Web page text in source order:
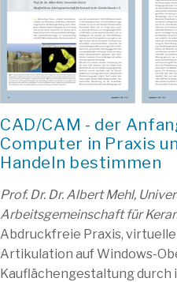
CAD/CAM - der
Computer in Praxis
Handeln bestimmen
Prof. Dr. Dr. Albert Mehl,
Arbeitsgemeinschaft für
Abdruckfreie Praxis,
Artikulation auf Windows-
Kauflächengestaltung